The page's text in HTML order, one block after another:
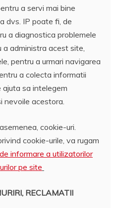
a servi mai bine
dvs. IP poate fi, de
a diagnostica problemele
administra acest site,
pentru a urmari navigarea
a colecta informatii
sa intelegem
acestora.
cookie-uri.
cookie-urile, va rugam
informare a utilizatorilor
pe site
RECLAMATII